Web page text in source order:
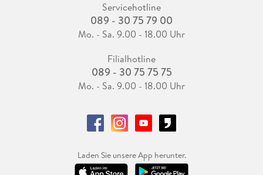
Servicehotline
089 - 30 75 79 00
Mo. - Sa. 9.00 - 18.00 Uhr
Filialhotline
089 - 30 75 75 75
Mo. - Sa. 9.00 - 18.00 Uhr
Laden Sie unsere App herunter.